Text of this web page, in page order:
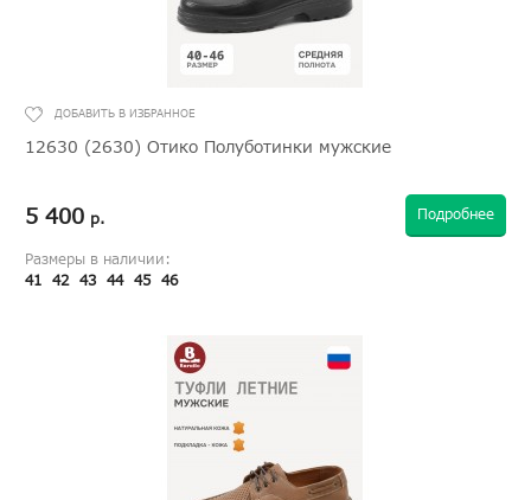
12630 (2630) Отико Полуботинки мужские
5 400 р. Подробнее
Размеры в наличии:
41 42 43 44 45 46